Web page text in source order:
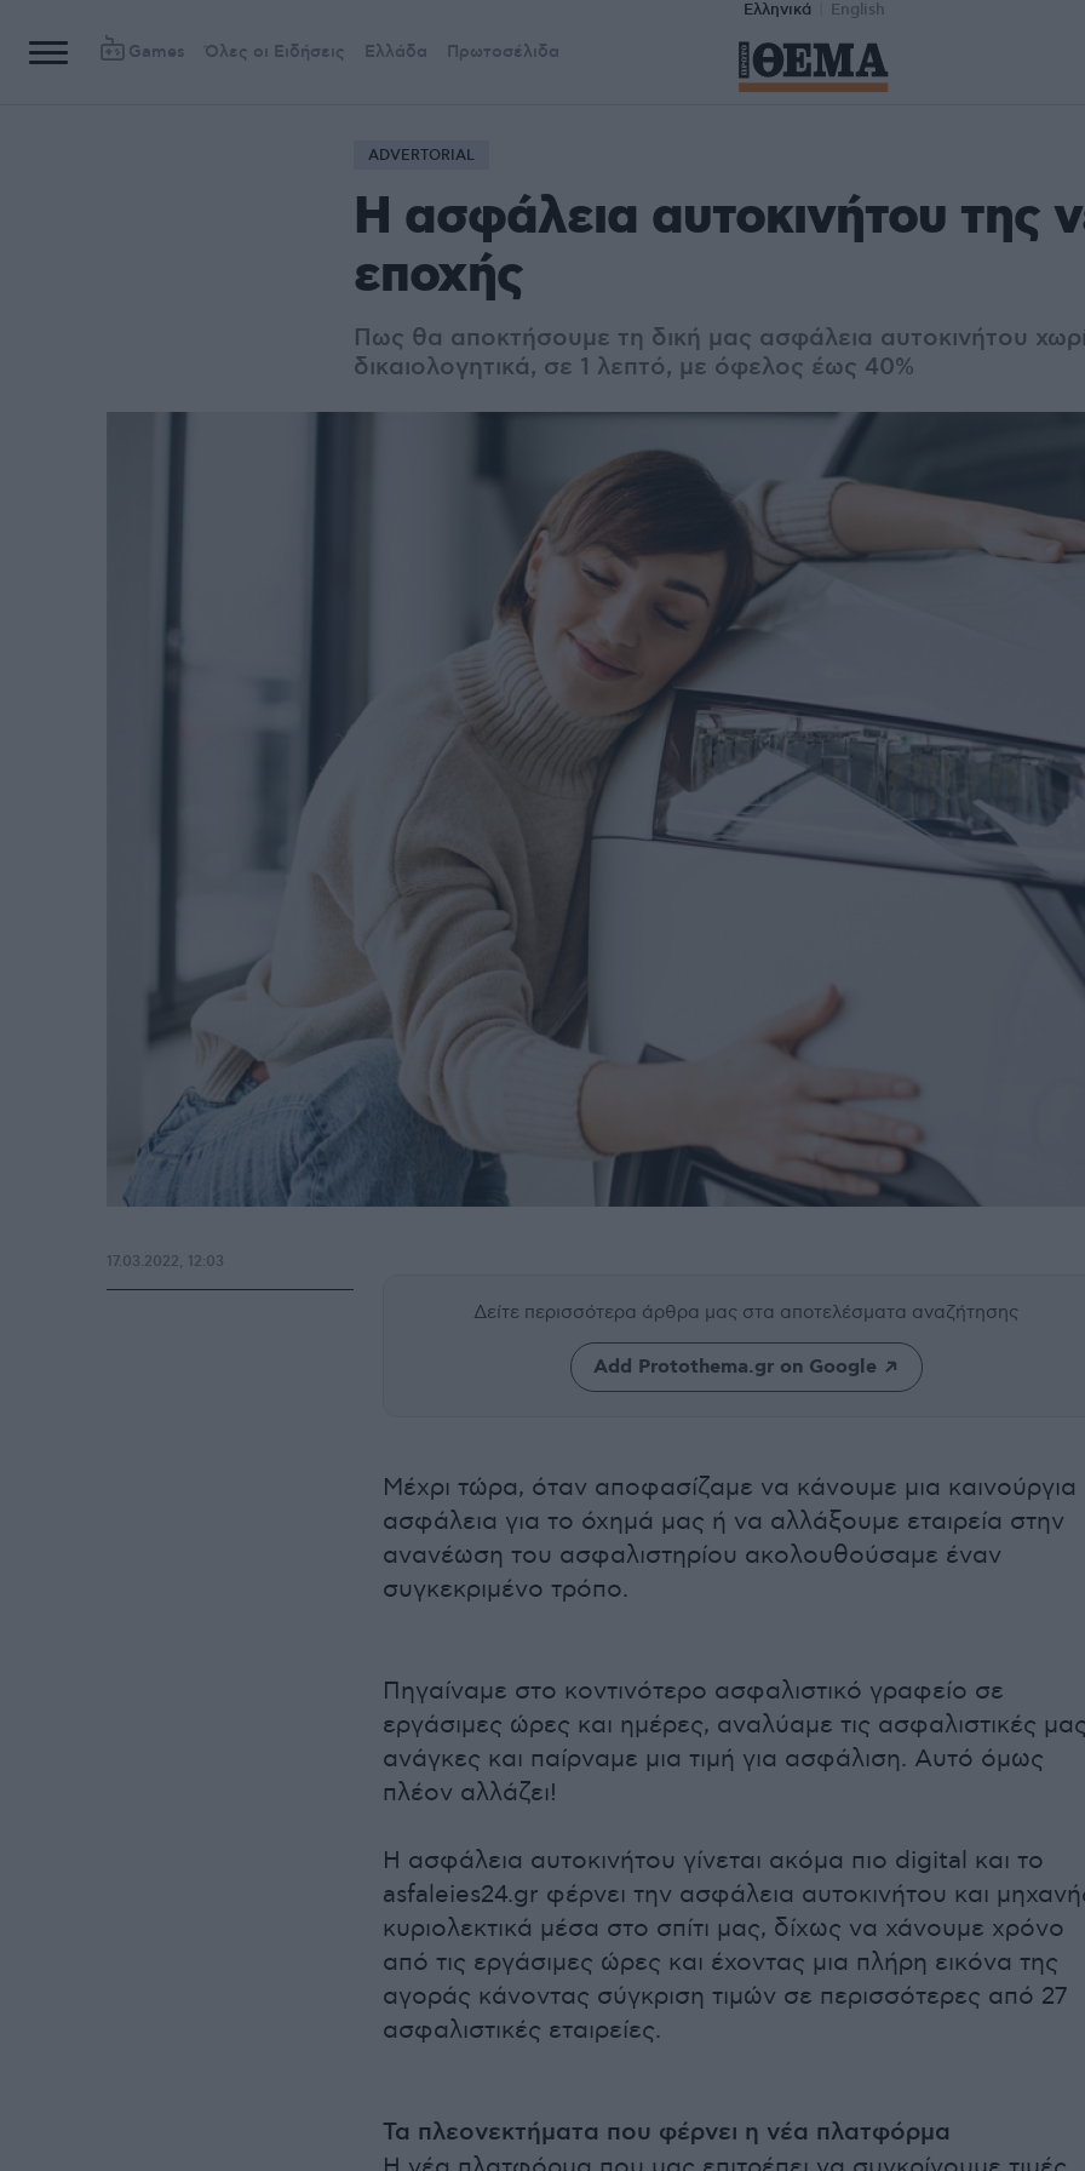
Ελληνικά English
Games Όλες οι Ειδήσεις Ελλάδα Πρωτοσέλιδα
ADVERTORIAL
Η ασφάλεια αυτοκινήτου της
εποχής
Πως θα αποκτήσουμε τη δική μας ασφάλεια αυτοκινήτου
δικαιολογητικά, σε 1 λεπτό, με όφελος έως 40%
Δείτε περισσότερα άρθρα μας στα αποτελέσματα αναζήτησης
Add Protothema.gr on Google
Μέχρι τώρα, όταν αποφασίζαμε να κάνουμε μια καινούργια
ασφάλεια για το όχημά μας ή να αλλάξουμε εταιρεία στην
ανανέωση του ασφαλιστηρίου ακολουθούσαμε έναν
συγκεκριμένο τρόπο.
Πηγαίναμε στο κοντινότερο ασφαλιστικό γραφείο σε
εργάσιμες ώρες και ημέρες, αναλύαμε τις ασφαλιστικές
ανάγκες και παίρναμε μια τιμή για ασφάλιση. Αυτό όμως
πλέον αλλάζει!
Η ασφάλεια αυτοκινήτου γίνεται ακόμα πιο digital και το
asfaleies24.gr φέρνει την ασφάλεια αυτοκινήτου και
κυριολεκτικά μέσα στο σπίτι μας, δίχως να χάνουμε χρόνο
από τις εργάσιμες ώρες και έχοντας μια πλήρη εικόνα της
αγοράς κάνοντας σύγκριση τιμών σε περισσότερες από 27
ασφαλιστικές εταιρείες.
Τα πλεονεκτήματα που φέρνει η νέα πλατφόρμα
17.03.2022, 12:03